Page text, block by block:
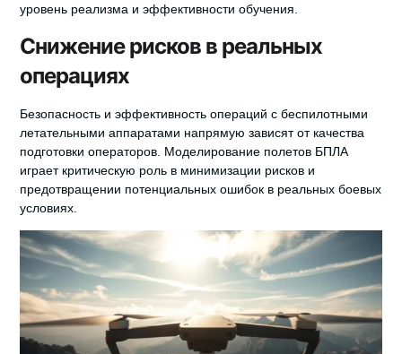
уровень реализма и эффективности обучения.
Снижение рисков в реальных
операциях
Безопасность и эффективность операций с беспилотными
летательными аппаратами напрямую зависят от качества
подготовки операторов. Моделирование полетов БПЛА
играет критическую роль в минимизации рисков и
предотвращении потенциальных ошибок в реальных боевых
условиях.